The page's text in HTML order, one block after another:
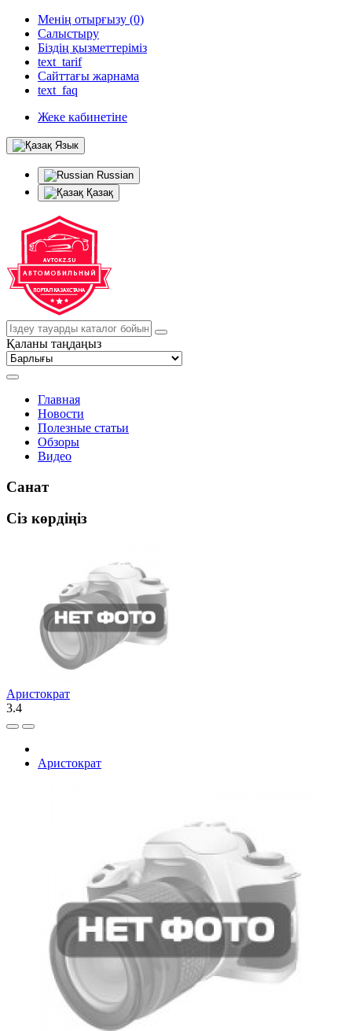
Менің отырғызу (0)
Салыстыру
Біздің қызметтеріміз
text_tarif
Сайттағы жарнама
text_faq
Жеке кабинетіне
Язык
Russian
Қазақ
Қаланы таңдаңыз
Главная
Новости
Полезные статьи
Обзоры
Видео
Санат
Сіз көрдіңіз
Аристократ
3.4
Аристократ